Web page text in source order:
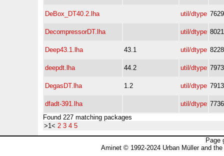
DeBox_DT40.2.lha util/dtype 7629
DecompressorDT.lha util/dtype 8021
Deep43.1.lha 43.1 util/dtype 8228
deepdt.lha 44.2 util/dtype 7973
DegasDT.lha 1.2 util/dtype 7913
dfadt-391.lha util/dtype 7736
Found 227 matching packages
>1< 2 3 4 5
Page
Aminet © 1992-2024 Urban Müller and the